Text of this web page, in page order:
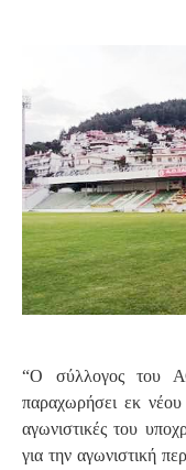
“Ο σύλλογος του
παραχωρήσει εκ
αγωνιστικές του
για την αγωνιστική